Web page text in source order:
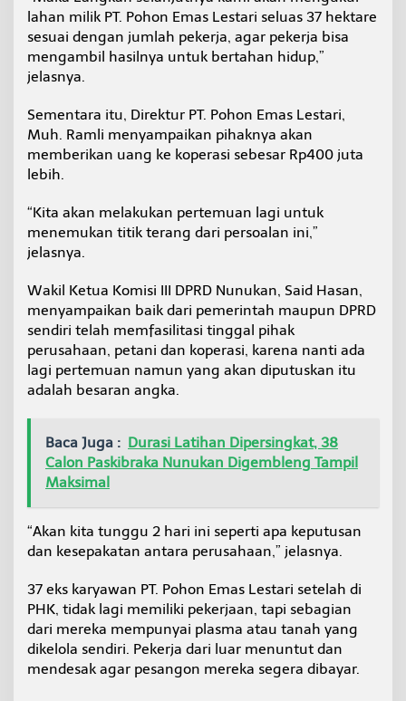
lahan milik PT. Pohon Emas Lestari seluas 37 hektare
sesuai dengan jumlah pekerja, agar pekerja bisa
mengambil hasilnya untuk bertahan hidup,”
jelasnya.
Sementara itu, Direktur PT. Pohon Emas Lestari,
Muh. Ramli menyampaikan pihaknya akan
memberikan uang ke koperasi sebesar Rp400 juta
lebih.
“Kita akan melakukan pertemuan lagi untuk
menemukan titik terang dari persoalan ini,”
jelasnya.
Wakil Ketua Komisi III DPRD Nunukan, Said Hasan,
menyampaikan baik dari pemerintah maupun DPRD
sendiri telah memfasilitasi tinggal pihak
perusahaan, petani dan koperasi, karena nanti ada
lagi pertemuan namun yang akan diputuskan itu
adalah besaran angka.
Baca Juga : Durasi Latihan Dipersingkat, 38
Calon Paskibraka Nunukan Digembleng Tampil
Maksimal
“Akan kita tunggu 2 hari ini seperti apa keputusan
dan kesepakatan antara perusahaan,” jelasnya.
37 eks karyawan PT. Pohon Emas Lestari setelah di
PHK, tidak lagi memiliki pekerjaan, tapi sebagian
dari mereka mempunyai plasma atau tanah yang
dikelola sendiri. Pekerja dari luar menuntut dan
mendesak agar pesangon mereka segera dibayar.